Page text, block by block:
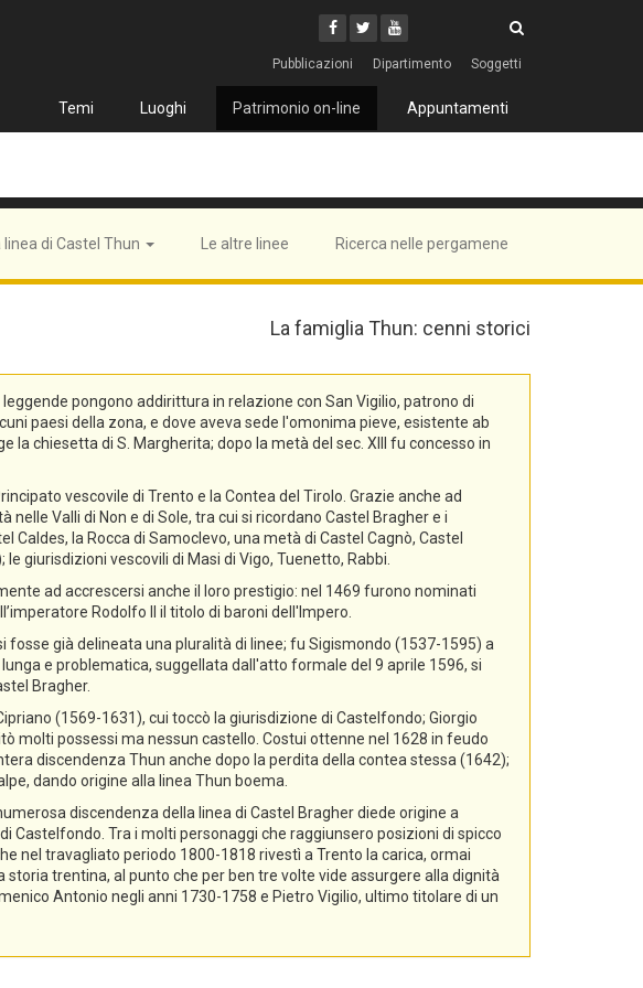
Facebook
Twitter
Youtube
Pubblicazioni Dipartimento Soggetti
Temi Luoghi Patrimonio on-line Appuntamenti
linea di Castel Thun Le altre linee Ricerca nelle pergamene
La famiglia Thun: cenni storici
pongono addirittura in relazione con San Vigilio, patrono di
paesi della zona, e dove aveva sede l'omonima pieve, esistente ab
chiesetta di S. Margherita; dopo la metà del sec. XIII fu concesso in
vescovile di Trento e la Contea del Tirolo. Grazie anche ad
Valli di Non e di Sole, tra cui si ricordano Castel Bragher e i
la Rocca di Samoclevo, una metà di Castel Cagnò, Castel
giurisdizioni vescovili di Masi di Vigo, Tuenetto, Rabbi.
ad accrescersi anche il loro prestigio: nel 1469 furono nominati
Rodolfo II il titolo di baroni dell'Impero.
già delineata una pluralità di linee; fu Sigismondo (1537-1595) a
e problematica, suggellata dall'atto formale del 9 aprile 1596, si
Bragher.
(1569-1631), cui toccò la giurisdizione di Castelfondo; Giorgio
molti possessi ma nessun castello. Costui ottenne nel 1628 in feudo
discendenza Thun anche dopo la perdita della contea stessa (1642);
dando origine alla linea Thun boema.
discendenza della linea di Castel Bragher diede origine a
Castelfondo. Tra i molti personaggi che raggiunsero posizioni di spicco
nel travagliato periodo 1800-1818 rivestì a Trento la carica, ormai
trentina, al punto che per ben tre volte vide assurgere alla dignità
Antonio negli anni 1730-1758 e Pietro Vigilio, ultimo titolare di un